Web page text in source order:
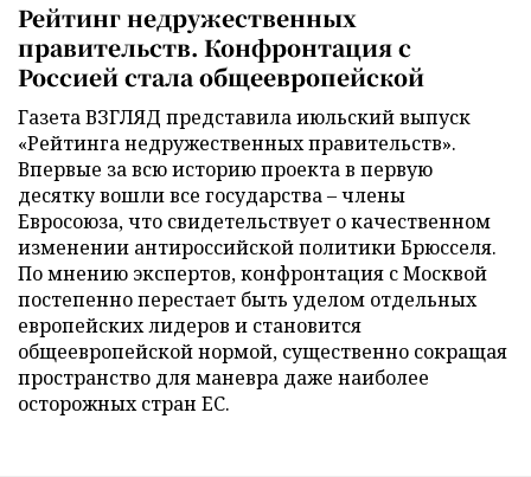
Рейтинг недружественных
правительств. Конфронтация с
Россией стала общеевропейской
Газета ВЗГЛЯД представила июльский выпуск
«Рейтинга недружественных правительств».
Впервые за всю историю проекта в первую
десятку вошли все государства – члены
Евросоюза, что свидетельствует о качественном
изменении антироссийской политики Брюсселя.
По мнению экспертов, конфронтация с Москвой
постепенно перестает быть уделом отдельных
европейских лидеров и становится
общеевропейской нормой, существенно сокращая
пространство для маневра даже наиболее
осторожных стран ЕС.